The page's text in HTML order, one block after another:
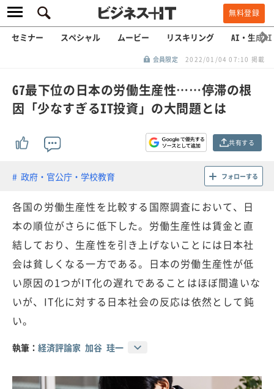
無料登録
セミナー スペシャル ムービー リスキリング AI・生成AI
会員限定 2022/01/04 07:10 掲載
G7最下位の日本の労働生産性……停滞の根
因「少なすぎるIT投資」の大問題とは
共有する
政府・官公庁・学校教育 フォローする
各国の労働生産性を比較する国際調査において、日
本の順位がさらに低下した。労働生産性は賃金と直
結しており、生産性を引き上げないことには日本社
会は貧しくなる一方である。日本の労働生産性が低
い原因の1つがIT化の遅れであることはほぼ間違いな
いが、IT化に対する日本社会の反応は依然として鈍
い。
執筆： 経済評論家 加谷 珪一